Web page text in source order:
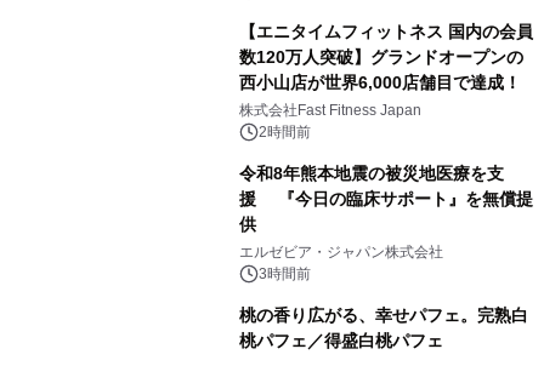
【エニタイムフィットネス 国内の会員
数120万人突破】グランドオープンの
西小山店が世界6,000店舗目で達成！
株式会社Fast Fitness Japan
2時間前
令和8年熊本地震の被災地医療を支
援 『今日の臨床サポート』を無償提
供
エルゼビア・ジャパン株式会社
3時間前
桃の香り広がる、幸せパフェ。完熟白
桃パフェ／得盛白桃パフェ